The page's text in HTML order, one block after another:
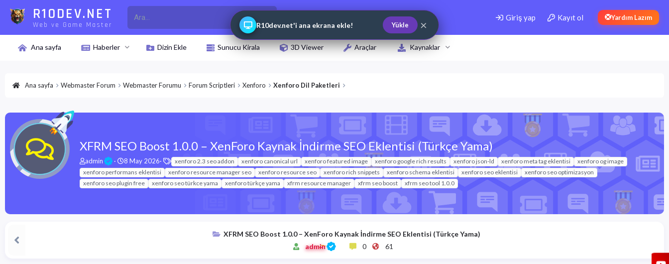
R10DEV.NET
Web ve Game Master
Giriş yap Kayıt ol Yardım Lazım
Ana sayfa Haberler Dizin Ekle Sunucu Kirala 3D Viewer Araçlar Kaynaklar
Ana sayfa Webmaster Forum Webmaster Forumu Forum Scriptleri Xenforo Xenforo Dil Paketleri
XFRM SEO Boost 1.0.0 – XenForo Kaynak İndirme SEO Eklentisi (Türkçe Yama)
K
o
n
u
b
admin
B
a
ş
l
g
8 May 2026
E
t
i
k
l
xenforo 2.3 seo addon xenforo canonical url xenforo featured image xenforo google rich results xenforo json-ld xenforo meta tag eklentisi
xenforo og image
xenforo performans eklentisi
xenforo resource manager seo xenforo resource seo xenforo rich snippets xenforo schema eklentisi xenforo seo eklentisi
xenforo seo optimizasyon
xenforo seo plugin free
xenforo seo türkce yama xenforo türkçe yama xfrm resource manager xfrm seo boost xfrm seo tool 1.0.0
XFRM SEO Boost 1.0.0 – XenForo Kaynak İndirme SEO Eklentisi (Türkçe Yama)
admin
0 61
R10dev.net'i ana ekrana ekle! Yükle ×